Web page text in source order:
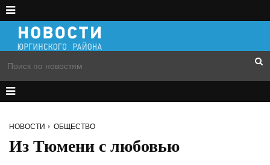
НОВОСТИ ОБЩЕСТВО
Из Тюмени с любовью